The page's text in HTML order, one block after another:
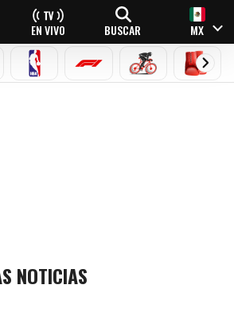
EN VIVO BUSCAR MX
NBA FÓRMULA 1CICLISMOBOXEO
NOTICIAS